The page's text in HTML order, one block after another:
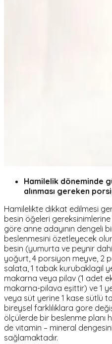
Hamilelik döneminde
alınması gereken
Hamilelikte dikkat edilmesi
besin öğeleri
göre anne adayının dengeli
beslenmesini özetleyecek
besin (yumurta ve peynir
yoğurt, 4 porsiyon meyve, 2
salata, 1 tabak kurubaklagil
makarna veya pilav (1 adet
makarna-pilava eşittir) ve 1
veya süt yerine 1 kase sütlü
bireysel farklılıklara gore
ölçülerde bir beslenme planı
de vitamin – mineral
sağlamaktadır.